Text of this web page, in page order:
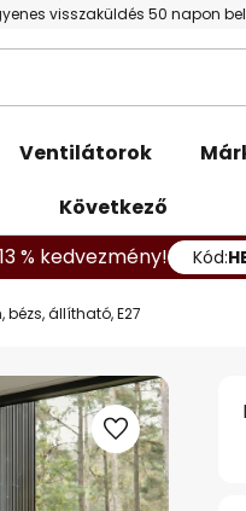
visszaküldés 50 napon
Ventilátorok
Következő
% kedvezmény! Kód:
állítható, E27